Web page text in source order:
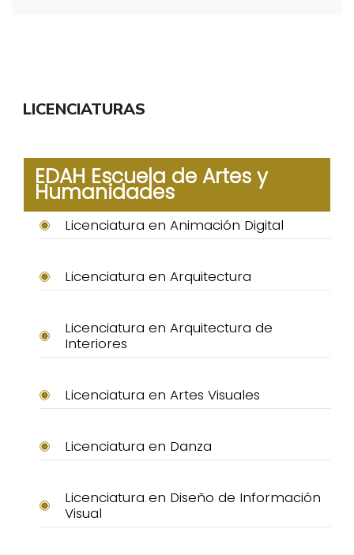
LICENCIATURAS
EDAH Escuela de Artes y
Humanidades
Licenciatura en Animación Digital
Licenciatura en Arquitectura
Licenciatura en Arquitectura de
Interiores
Licenciatura en Artes Visuales
Licenciatura en Danza
Licenciatura en Diseño de Información
Visual